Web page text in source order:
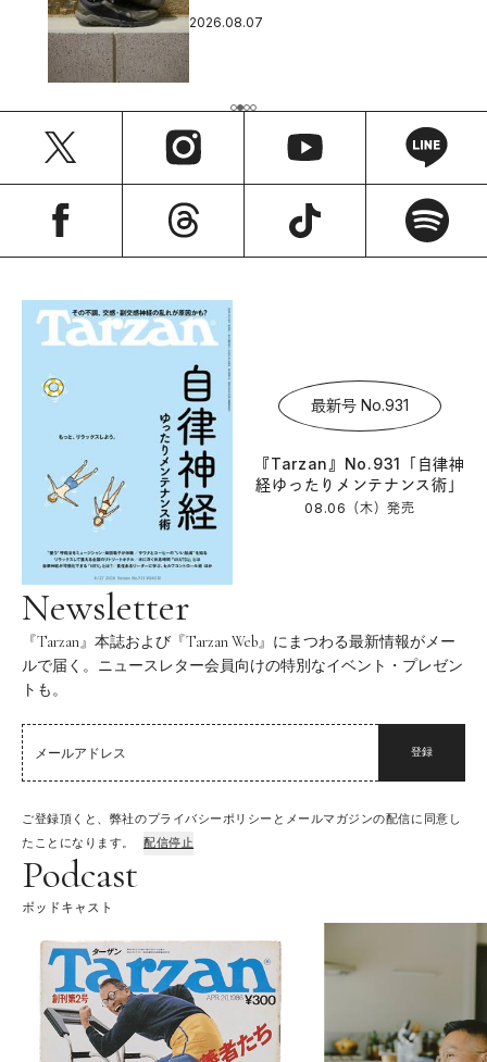
2026.08.07
最新号 No.931
『Tarzan』No.931「自律神
経ゆったりメンテナンス術」
08.06（木）発売
Newsletter
『Tarzan』本誌および『Tarzan Web』にまつわる最新情報がメー
ルで届く。ニュースレター会員向けの特別なイベント・プレゼン
トも。
登録
ご登録頂くと、弊社のプライバシーポリシーとメールマガジンの配信に同意し
たことになります。
配信停止
Podcast
ポッドキャスト